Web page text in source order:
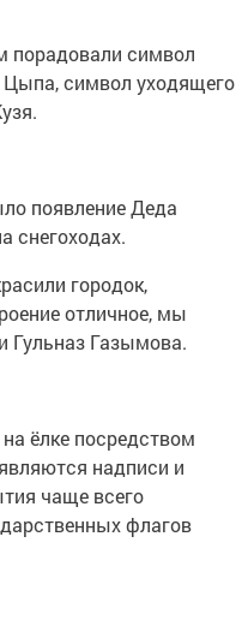
порадовали символ
символ уходящего
появление Деда
снегоходах.
городок,
отличное, мы
Гульназ Газымова.
ёлке посредством
надписи и
чаще всего
флагов